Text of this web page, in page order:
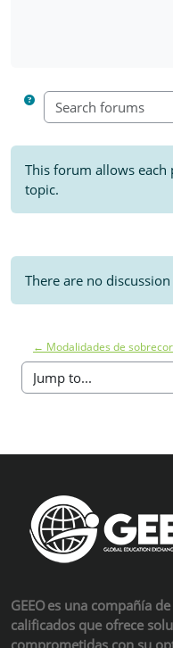
This forum allows each
topic.
There are no
← Modalidades de
Jump to...
GEEO es una compañía
calificados que ofrece
comprometidas con su